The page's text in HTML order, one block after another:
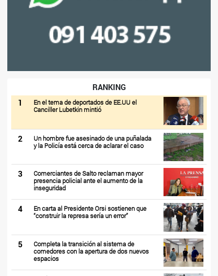
RANKING
1
En el tema de deportados de EE.UU el
Canciller Lubetkin mintió
2
Un hombre fue asesinado de una puñalada
y la Policía está cerca de aclarar el caso
3
Comerciantes de Salto reclaman mayor
presencia policial ante el aumento de la
inseguridad
4
En carta al Presidente Orsi sostienen que
“construir la represa sería un error”
5
Completa la transición al sistema de
comedores con la apertura de dos nuevos
espacios